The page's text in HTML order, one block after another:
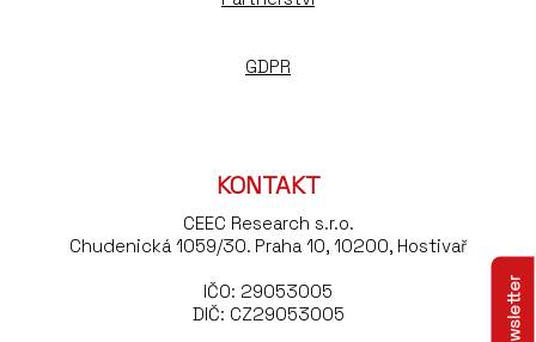
GDPR
KONTAKT
CEEC Research s.r.o.
Chudenická 1059/30. Praha 10, 10200, Hostivař
IČO: 29053005
DIČ: CZ29053005